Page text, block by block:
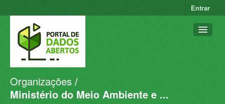
Entrar
Conjuntos de dados
Organizações
Organizações
Ministério do Meio Ambiente e ...